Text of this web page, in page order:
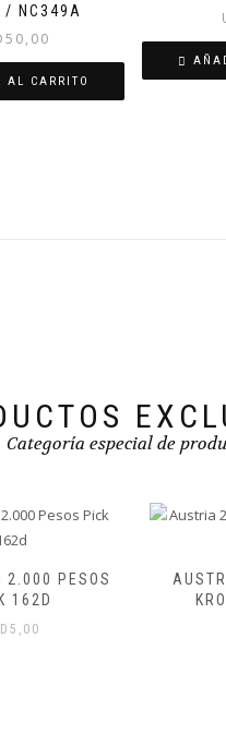
/ NC349A
50,00
AL CARRITO
Categoría especial de
2.000 PESOS
162D
5,00